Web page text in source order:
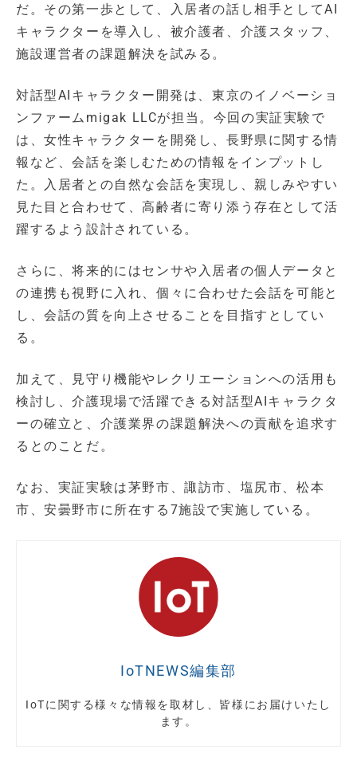
だ。その第一歩として、入居者の話し相手としてAI
キャラクターを導入し、被介護者、介護スタッフ、
施設運営者の課題解決を試みる。
対話型AIキャラクター開発は、東京のイノベーショ
ンファームmigak LLCが担当。今回の実証実験で
は、女性キャラクターを開発し、長野県に関する情
報など、会話を楽しむための情報をインプットし
た。入居者との自然な会話を実現し、親しみやすい
見た目と合わせて、高齢者に寄り添う存在として活
躍するよう設計されている。
さらに、将来的にはセンサや入居者の個人データと
の連携も視野に入れ、個々に合わせた会話を可能と
し、会話の質を向上させることを目指すとしてい
る。
加えて、見守り機能やレクリエーションへの活用も
検討し、介護現場で活躍できる対話型AIキャラクタ
ーの確立と、介護業界の課題解決への貢献を追求す
るとのことだ。
なお、実証実験は茅野市、諏訪市、塩尻市、松本
市、安曇野市に所在する7施設で実施している。
IoTNEWS編集部
IoTに関する様々な情報を取材し、皆様にお届けいたし
ます。